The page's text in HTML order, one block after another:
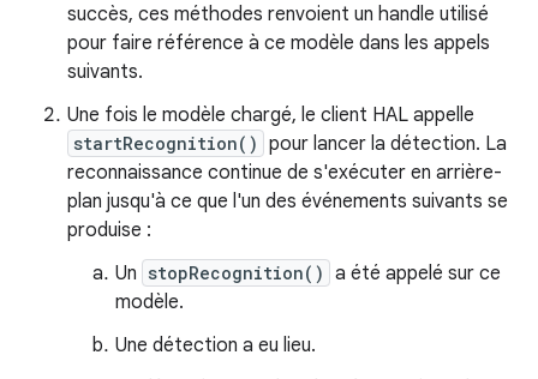
succès, ces méthodes renvoient un handle utilisé
pour faire référence à ce modèle dans les appels
suivants.
Une fois le modèle chargé, le client HAL appelle
startRecognition() pour lancer la détection. La
reconnaissance continue de s'exécuter en arrière-
plan jusqu'à ce que l'un des événements suivants se
produise :
Un stopRecognition() a été appelé sur ce
modèle.
Une détection a eu lieu.